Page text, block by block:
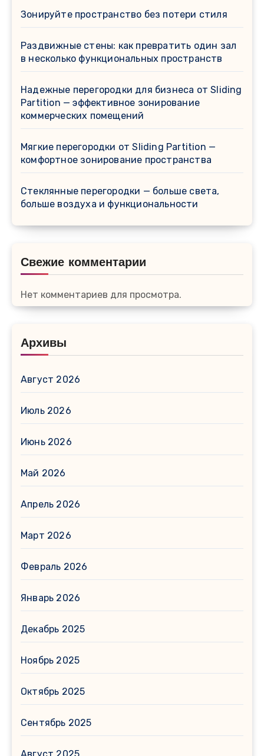
Зонируйте пространство без потери стиля
Раздвижные стены: как превратить один зал
в несколько функциональных пространств
Надежные перегородки для бизнеса от Sliding
Partition — эффективное зонирование
коммерческих помещений
Мягкие перегородки от Sliding Partition —
комфортное зонирование пространства
Стеклянные перегородки — больше света,
больше воздуха и функциональности
Свежие комментарии
Нет комментариев для просмотра.
Архивы
Август 2026
Июль 2026
Июнь 2026
Май 2026
Апрель 2026
Март 2026
Февраль 2026
Январь 2026
Декабрь 2025
Ноябрь 2025
Октябрь 2025
Сентябрь 2025